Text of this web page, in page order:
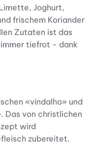
Joghurt,
frischem Koriander
Zutaten ist das
tiefrot - dank
«vindalho» und
Das von christlichen
wird
zubereitet.